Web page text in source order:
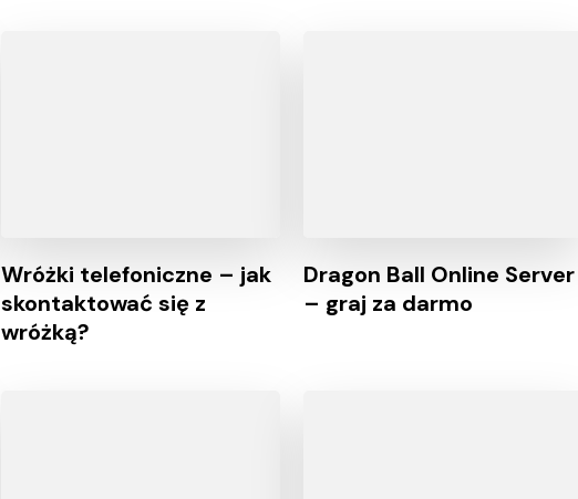
Wróżki telefoniczne – jak
skontaktować się z
wróżką?
Dragon Ball Online Server
– graj za darmo